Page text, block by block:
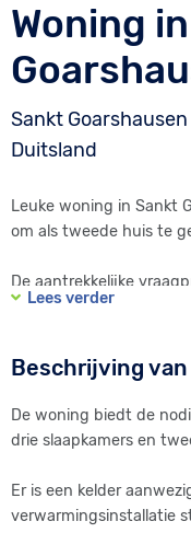
Woning
Sankt
Duitsland
Leuke woning in Sankt
om als tweede huis te
De aantrekkelijke
voor mensen die een
De woning dateert al
afgelopen decennia
communiceren middels
rechterzijde.
Lees verder
Beschrijving
De woning biedt de
drie slaapkamers en
Er is een kelder
verwarmingsinstallatie